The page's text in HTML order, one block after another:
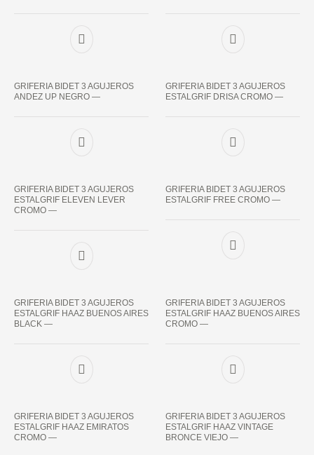
GRIFERIA BIDET 3 AGUJEROS
ANDEZ UP NEGRO —
GRIFERIA BIDET 3 AGUJEROS
ESTALGRIF DRISA CROMO —
GRIFERIA BIDET 3 AGUJEROS
ESTALGRIF ELEVEN LEVER
CROMO —
GRIFERIA BIDET 3 AGUJEROS
ESTALGRIF FREE CROMO —
GRIFERIA BIDET 3 AGUJEROS
ESTALGRIF HAAZ BUENOS AIRES
BLACK —
GRIFERIA BIDET 3 AGUJEROS
ESTALGRIF HAAZ BUENOS AIRES
CROMO —
GRIFERIA BIDET 3 AGUJEROS
ESTALGRIF HAAZ EMIRATOS
CROMO —
GRIFERIA BIDET 3 AGUJEROS
ESTALGRIF HAAZ VINTAGE
BRONCE VIEJO —